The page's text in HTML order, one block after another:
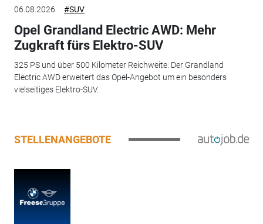
06.08.2026 #SUV
Opel Grandland Electric AWD: Mehr
Zugkraft fürs Elektro-SUV
325 PS und über 500 Kilometer Reichweite: Der Grandland
Electric AWD erweitert das Opel-Angebot um ein besonders
vielseitiges Elektro-SUV.
STELLENANGEBOTE